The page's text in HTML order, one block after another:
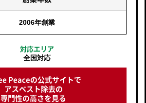
2006年創業
対応エリア
全国対応
Peaceの公式サイトで
アスベスト除去の
専門性の高さを見る